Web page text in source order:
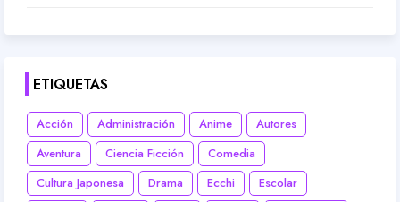
ETIQUETAS
Acción Administración Anime
Autores
Aventura
Ciencia Ficción
Comedia
Cultura Japonesa
Drama Ecchi
Escolar